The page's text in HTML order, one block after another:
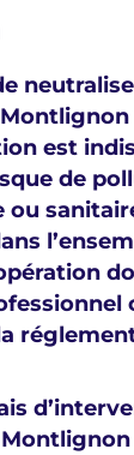
est
de
ou